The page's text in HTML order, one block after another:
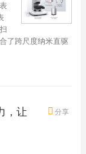
了跨尺度纳米直驱
分享
，让